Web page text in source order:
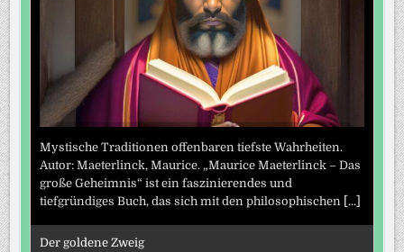
Mystische Traditionen offenbaren tiefste Wahrheiten.
Autor: Maeterlinck, Maurice. „Maurice Maeterlinck – Das
große Geheimnis“ ist ein faszinierendes und
tiefgründiges Buch, das sich mit den philosophischen
[...]
Der goldene Zweig